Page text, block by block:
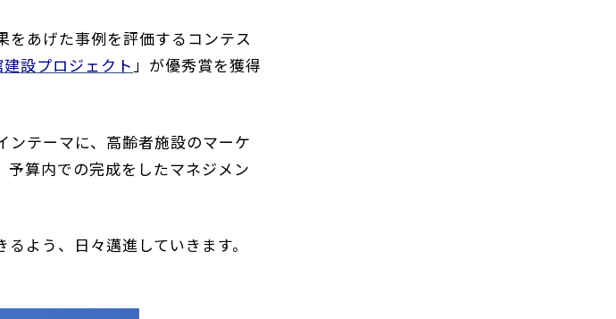
をあげた事例を評価するコンテス
設プロジェクト」が優秀賞を獲得
テーマに、高齢者施設のマーケ
算内での完成をしたマネジメン
よう、日々邁進していきます。